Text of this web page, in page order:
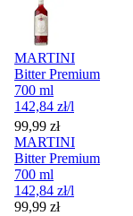
MARTINI
Bitter Premium
700 ml
142,84 zł/l
Cena
99,99 zł
MARTINI
Bitter Premium
700 ml
142,84 zł/l
Cena
99,99 zł